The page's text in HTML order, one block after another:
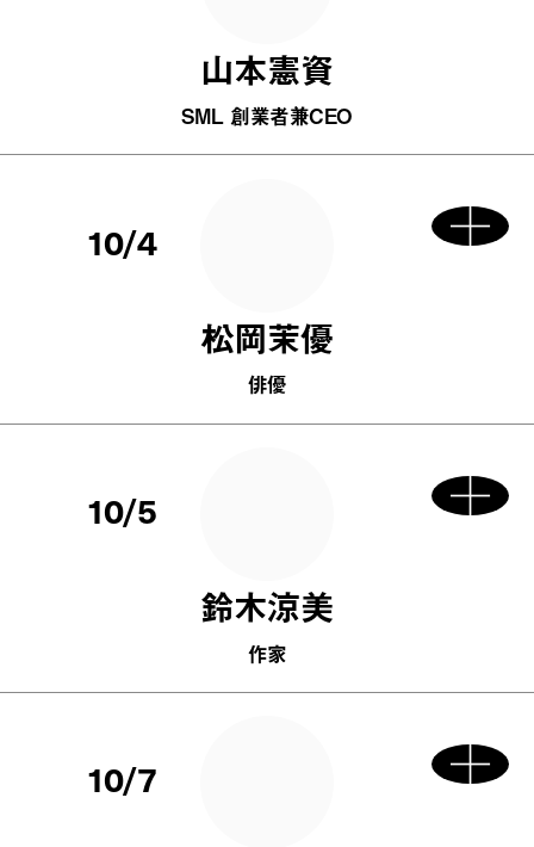
山本憲資
SML 創業者兼CEO
10/4
松岡茉優
俳優
10/5
鈴木涼美
作家
10/7